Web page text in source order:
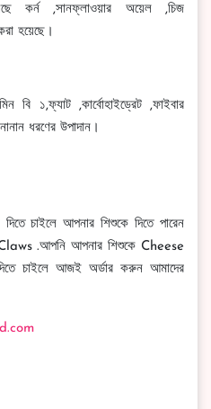
কর্ন ,সানফ্লাওয়ার অয়েল ,চিজ
হয়েছে।
বি ১,ফ্যাট ,কার্বোহাইড্রেট ,ফাইবার
ধরণের উপাদান।
চাইলে আপনার শিশুকে দিতে পারেন
.আপনি আপনার শিশুকে Cheese
চাইলে আজই অর্ডার করুন আমাদের